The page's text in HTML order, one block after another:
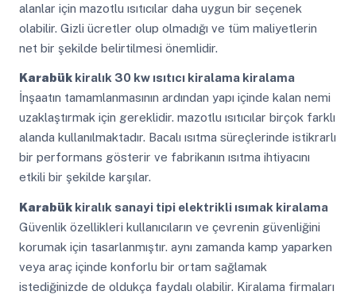
alanlar için mazotlu ısıtıcılar daha uygun bir seçenek
olabilir. Gizli ücretler olup olmadığı ve tüm maliyetlerin
net bir şekilde belirtilmesi önemlidir.
Karabükkiralık 30 kw ısıtıcı kiralama kiralama
İnşaatın tamamlanmasının ardından yapı içinde kalan nemi
uzaklaştırmak için gereklidir. mazotlu ısıtıcılar birçok farklı
alanda kullanılmaktadır. Bacalı ısıtma süreçlerinde istikrarlı
bir performans gösterir ve fabrikanın ısıtma ihtiyacını
etkili bir şekilde karşılar.
Karabükkiralık sanayi tipi elektrikli ısımak kiralama
Güvenlik özellikleri kullanıcıların ve çevrenin güvenliğini
korumak için tasarlanmıştır. aynı zamanda kamp yaparken
veya araç içinde konforlu bir ortam sağlamak
istediğinizde de oldukça faydalı olabilir. Kiralama firmaları